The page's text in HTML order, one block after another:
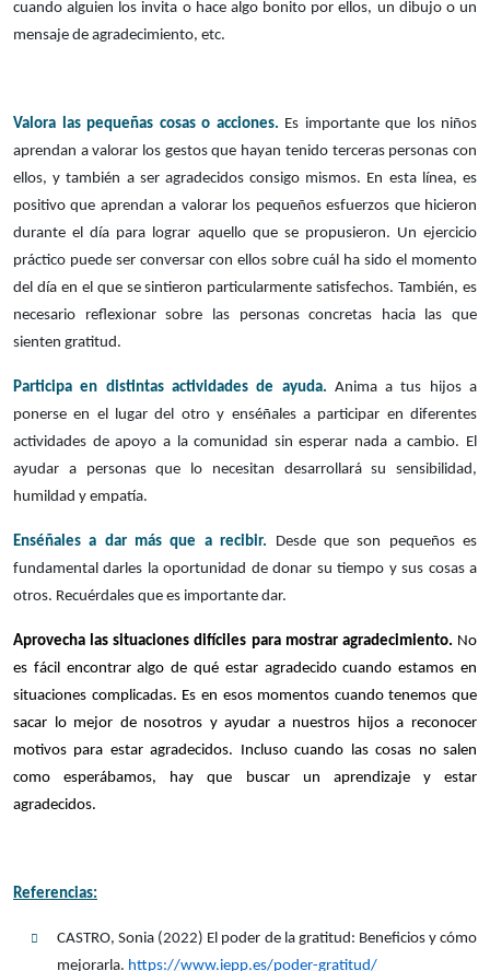
cuando alguien los invita o hace algo bonito por ellos, un dibujo o un
mensaje de agradecimiento, etc.
Valora las pequeñas cosas o acciones. Es importante que los niños
aprendan a valorar los gestos que hayan tenido terceras personas con
ellos, y también a ser agradecidos consigo mismos. En esta línea, es
positivo que aprendan a valorar los pequeños esfuerzos que hicieron
durante el día para lograr aquello que se propusieron. Un ejercicio
práctico puede ser conversar con ellos sobre cuál ha sido el momento
del día en el que se sintieron particularmente satisfechos. También, es
necesario reflexionar sobre las personas concretas hacia las que
sienten gratitud.
Participa en distintas actividades de ayuda. Anima a tus hijos a
ponerse en el lugar del otro y enséñales a participar en diferentes
actividades de apoyo a la comunidad sin esperar nada a cambio. El
ayudar a personas que lo necesitan desarrollará su sensibilidad,
humildad y empatía.
Enséñales a dar más que a recibir. Desde que son pequeños es
fundamental darles la oportunidad de donar su tiempo y sus cosas a
otros. Recuérdales que es importante dar.
Aprovecha las situaciones difíciles para mostrar agradecimiento. No
es fácil encontrar algo de qué estar agradecido cuando estamos en
situaciones complicadas. Es en esos momentos cuando tenemos que
sacar lo mejor de nosotros y ayudar a nuestros hijos a reconocer
motivos para estar agradecidos. Incluso cuando las cosas no salen
como esperábamos, hay que buscar un aprendizaje y estar
agradecidos.
Referencias:
CASTRO, Sonia (2022) El poder de la gratitud: Beneficios y cómo
mejorarla. https://www.iepp.es/poder-gratitud/